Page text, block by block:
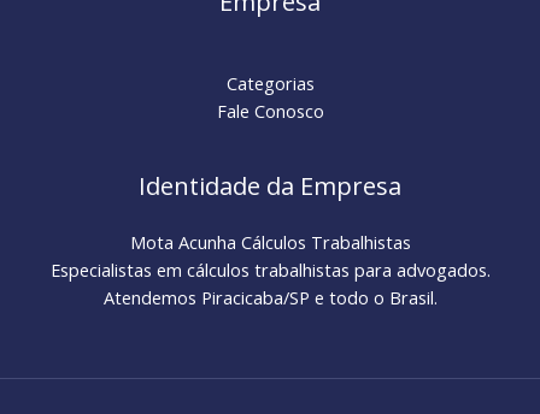
Categorias
Fale Conosco
Identidade da Empresa
Mota Acunha Cálculos Trabalhistas
Especialistas em cálculos trabalhistas para advogados.
Atendemos Piracicaba/SP e todo o Brasil.